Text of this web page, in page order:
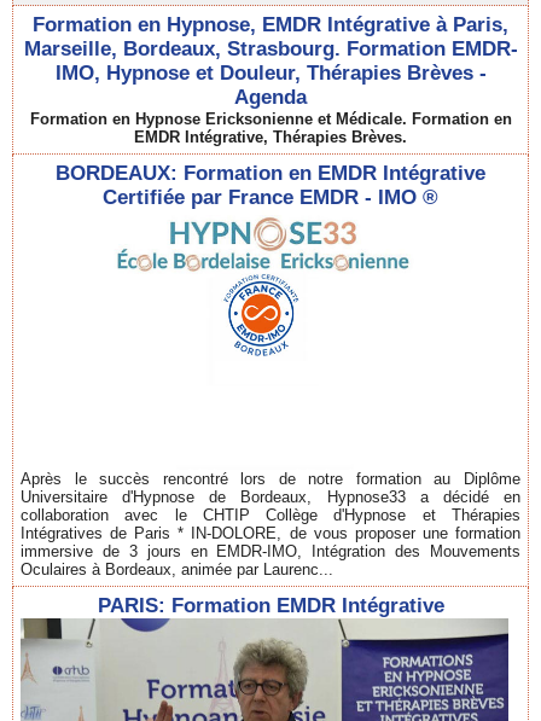
Formation en Hypnose, EMDR Intégrative à Paris,
Marseille, Bordeaux, Strasbourg. Formation EMDR-
IMO, Hypnose et Douleur, Thérapies Brèves -
Agenda
Formation en Hypnose Ericksonienne et Médicale. Formation en
EMDR Intégrative, Thérapies Brèves.
BORDEAUX: Formation en EMDR Intégrative
Certifiée par France EMDR - IMO ®
Après le succès rencontré lors de notre formation au Diplôme
Universitaire d'Hypnose de Bordeaux, Hypnose33 a décidé en
collaboration avec le CHTIP Collège d'Hypnose et Thérapies
Intégratives de Paris * IN-DOLORE, de vous proposer une formation
immersive de 3 jours en EMDR-IMO, Intégration des Mouvements
Oculaires à Bordeaux, animée par Laurenc...
PARIS: Formation EMDR Intégrative